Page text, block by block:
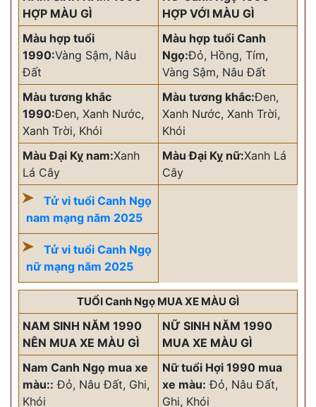
HỢP MÀU GÌ
HỢP VỚI MÀU GÌ
Màu hợp tuổi
1990:Vàng Sậm, Nâu
Đất
Màu hợp tuổi Canh
Ngọ:Đỏ, Hồng, Tím,
Vàng Sậm, Nâu Đất
Màu tương khắc
1990:Đen, Xanh Nước,
Xanh Trời, Khói
Màu tương khắc:Đen,
Xanh Nước, Xanh Trời,
Khói
Màu Đại Kỵ nam:Xanh
Lá Cây
Màu Đại Kỵ nữ:Xanh Lá
Cây
Tử vi tuổi Canh Ngọ
nam mạng năm 2025
Tử vi tuổi Canh Ngọ
nữ mạng năm 2025
TUỔI Canh Ngọ MUA XE MÀU GÌ
NAM SINH NĂM 1990
NÊN MUA XE MÀU GÌ
NỮ SINH NĂM 1990
MUA XE MÀU GÌ
Nam Canh Ngọ mua xe
màu:: Đỏ, Nâu Đất, Ghi,
Khói
Nữ tuổi Hợi 1990 mua
xe màu: Đỏ, Nâu Đất,
Ghi, Khói